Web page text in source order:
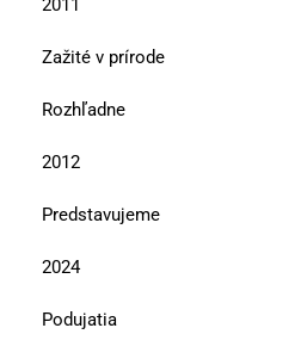
2011
Zažité v prírode
Rozhľadne
2012
Predstavujeme
2024
Podujatia